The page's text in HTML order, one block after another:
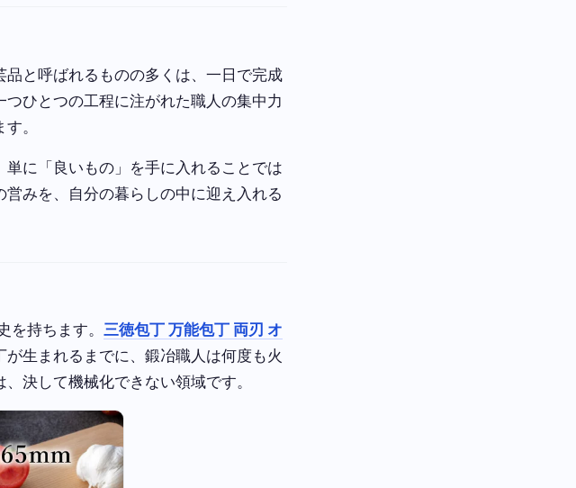
と呼ばれるものの多くは、一日で完成
ひとつの工程に注がれた職人の集中力
。
に「良いもの」を手に入れることでは
みを、自分の暮らしの中に迎え入れる
を持ちます。三徳包丁 万能包丁 両刃 オ
が生まれるまでに、鍛冶職人は何度も火
決して機械化できない領域です。